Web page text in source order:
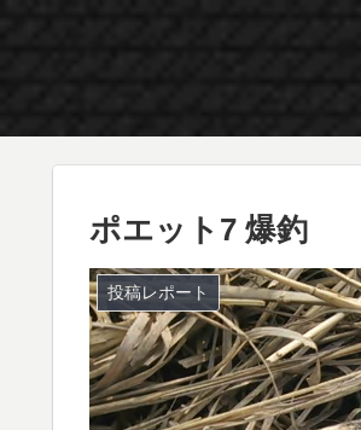
ポエット7 爆釣
投稿レポート